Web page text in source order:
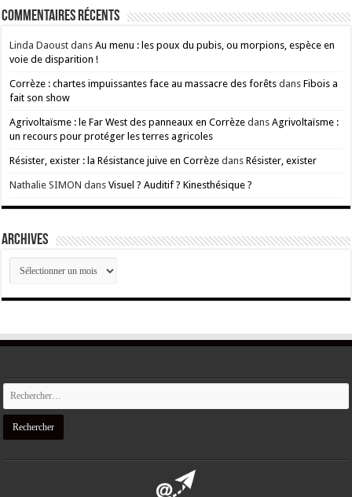
Commentaires récents
Linda Daoust dansAu menu : les poux du pubis, ou morpions, espèce en
voie de disparition !
Corrèze : chartes impuissantes face au massacre des forêts dansFibois a
fait son show
Agrivoltaïsme : le Far West des panneaux en Corrèze dansAgrivoltaïsme :
un recours pour protéger les terres agricoles
Résister, exister : la Résistance juive en Corrèze dansRésister, exister
Nathalie SIMON dansVisuel ? Auditif ? Kinesthésique ?
ARCHIVES
ARCHIVES